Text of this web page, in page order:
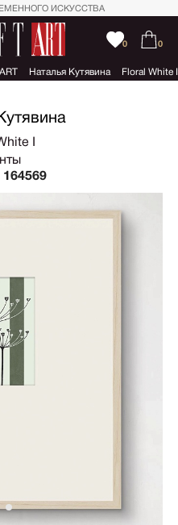
ИСКУССТВА
0 0
Наталья Кутявина Floral White I
I
164569